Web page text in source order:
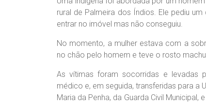
rural de Palmeira dos Índios. Ele pediu
entrar no imóvel mas não conseguiu.
No momento, a mulher estava com a
no chão pelo homem e teve o rosto
As vítimas foram socorridas e levadas
médico e, em seguida, transferidas para a
Maria da Penha, da Guarda Civil